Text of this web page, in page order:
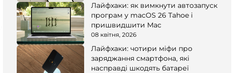
Лайфхаки: як вимкнути автозапуск
програм у macOS 26 Tahoe і
пришвидшити Mac
08 квітня, 2026
Лайфхаки: чотири міфи про
заряджання смартфона, які
насправді шкодять батареї